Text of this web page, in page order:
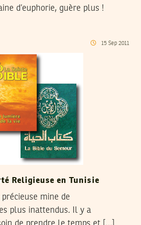
d’euphorie, guère plus !
15 Sep 2011
Religieuse en Tunisie
mine de
plus inattendus. Il y a